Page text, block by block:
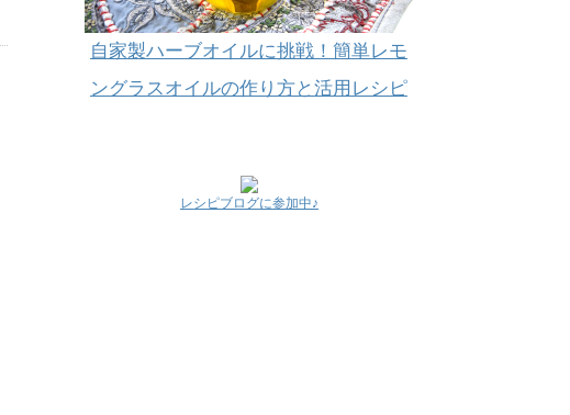
自家製ハーブオイルに挑戦！簡単レモ
ングラスオイルの作り方と活用レシピ
レシピブログに参加中♪